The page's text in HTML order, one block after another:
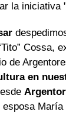
la iniciativa
Cossa,
de
en
esposa María